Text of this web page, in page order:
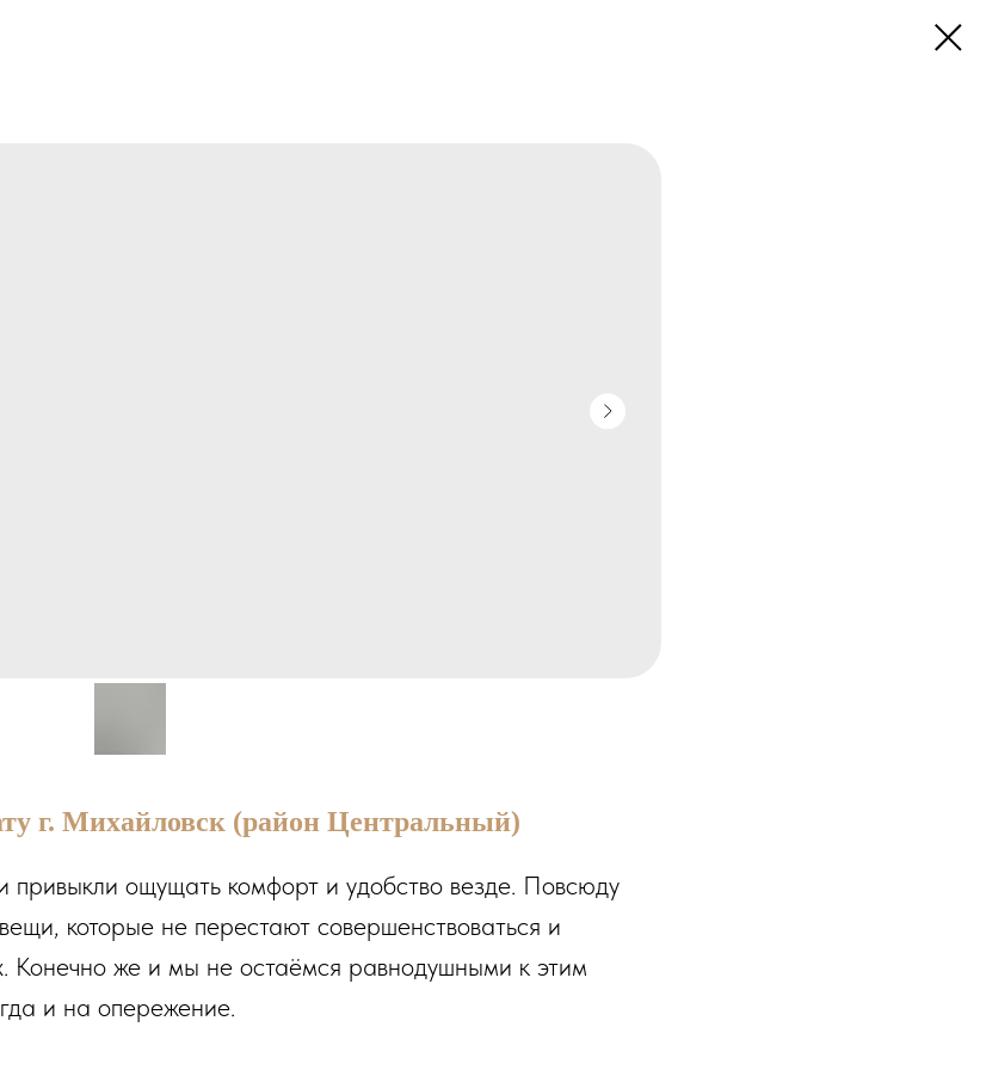
г. Михайловск (район Центральный)
ощущать комфорт и удобство везде. Повсюду
которые не перестают совершенствоваться и
Конечно же и мы не остаёмся равнодушными к этим
и на опережение.